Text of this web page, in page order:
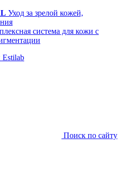
Уход за зрелой кожей,
система для кожи с
Поиск по сайту